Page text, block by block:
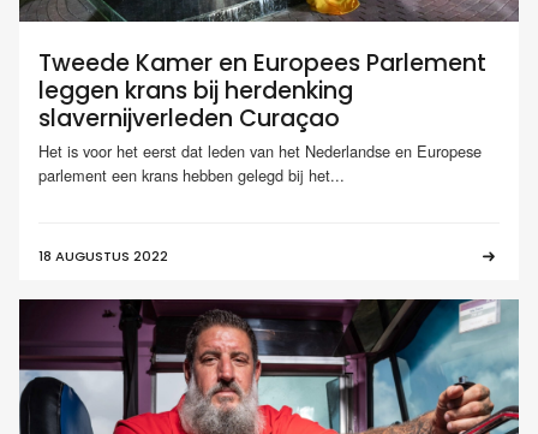
Tweede Kamer en Europees Parlement
leggen krans bij herdenking
slavernijverleden Curaçao
Het is voor het eerst dat leden van het Nederlandse en Europese
parlement een krans hebben gelegd bij het...
18 AUGUSTUS 2022